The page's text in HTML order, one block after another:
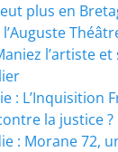
plus en
l’artiste
: L’Inquisition
la justice ?
: Morane 72,